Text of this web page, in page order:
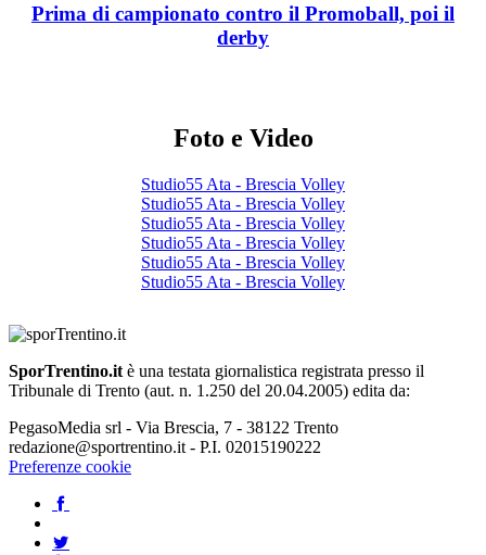
Prima di campionato contro il Promoball, poi il
derby
Foto e Video
Studio55 Ata - Brescia Volley
Studio55 Ata - Brescia Volley
Studio55 Ata - Brescia Volley
Studio55 Ata - Brescia Volley
Studio55 Ata - Brescia Volley
Studio55 Ata - Brescia Volley
SporTrentino.it è una testata giornalistica registrata presso il
Tribunale di Trento (aut. n. 1.250 del 20.04.2005) edita da:
PegasoMedia srl - Via Brescia, 7 - 38122 Trento
redazione@sportrentino.it - P.I. 02015190222
Preferenze cookie